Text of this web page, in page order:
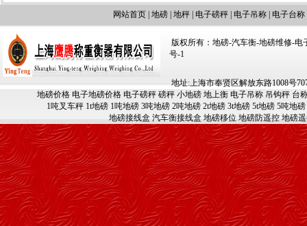
网站首页 地磅 地秤 电子磅秤 电子吊称 电子台称
版权所有：地磅-汽车衡-地磅维修-电
号-1
地址:上海市奉贤区解放东路1008号
地磅价格 电子地磅价格 电子磅秤 磅秤 小地磅 地上衡 电子吊称 吊钩秤 台
1吨叉车秤 1t地磅 1吨地磅 3吨地磅 2吨地磅 2t地磅 3t地磅 5t地磅 5吨地磅
地磅接线盒 汽车衡接线盒 地磅移位 地磅防遥控 地磅